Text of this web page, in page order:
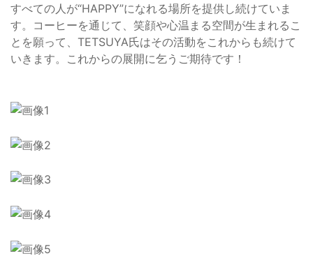
すべての人が“HAPPY”になれる場所を提供し続けていま
す。コーヒーを通じて、笑顔や心温まる空間が生まれるこ
とを願って、TETSUYA氏はその活動をこれからも続けて
いきます。これからの展開に乞うご期待です！